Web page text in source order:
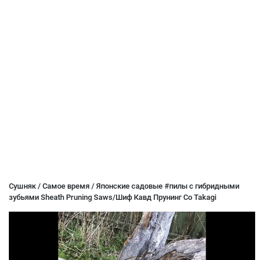
Сушняк / Самое время / Японские садовые #пилы с гибридными
зубьями Sheath Pruning Saws/Шиф Кавд Прунинг Со Takagi